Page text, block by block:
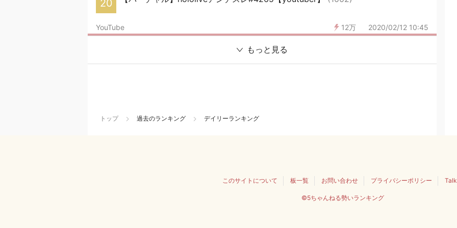
20
12万 2020/02/12 10:45
YouTube
もっと見る
トップ 過去のランキング デイリーランキング
このサイトについて 板一覧 お問い合わせ プライバシーポリシー
©5ちゃんねる勢いランキング